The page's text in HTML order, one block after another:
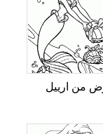
من ارييل